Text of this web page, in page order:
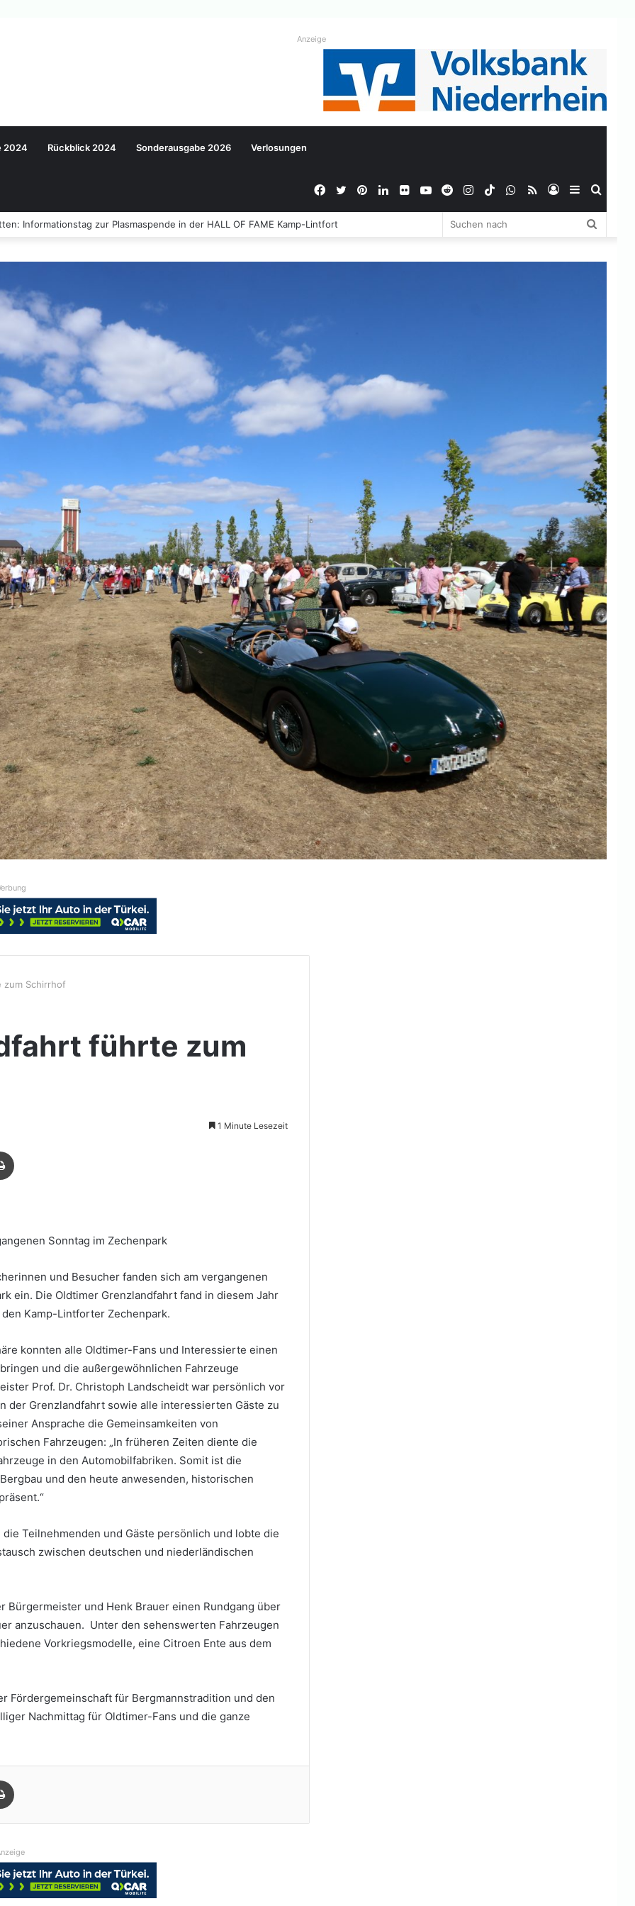
Anzeige
2024 Rückblick 2024 Sonderausgabe 2026 Verlosungen
Sidebar
Anmelden
RSS
WhatsApp
TikTok
Instagram
Reddit
YouTube
Flickr
LinkedIn
Pinterest
Twitter
Facebook
Informationstag zur Plasmaspende in der HALL OF FAME Kamp-Lintfort
zum Schirrhof
führte zum
1 Minute Lesezeit
Sonntag im Zechenpark
und Besucher fanden sich am vergangenen
ein. Die Oldtimer Grenzlandfahrt fand in diesem Jahr
Kamp-Lintforter Zechenpark.
konnten alle Oldtimer-Fans und Interessierte einen
und die außergewöhnlichen Fahrzeuge
Prof. Dr. Christoph Landscheidt war persönlich vor
der Grenzlandfahrt sowie alle interessierten Gäste zu
Ansprache die Gemeinsamkeiten von
Fahrzeugen: „In früheren Zeiten diente die
in den Automobilfabriken. Somit ist die
und den heute anwesenden, historischen
Teilnehmenden und Gäste persönlich und lobte die
zwischen deutschen und niederländischen
Bürgermeister und Henk Brauer einen Rundgang über
anzuschauen. Unter den sehenswerten Fahrzeugen
Vorkriegsmodelle, eine Citroen Ente aus dem
Fördergemeinschaft für Bergmannstradition und den
Nachmittag für Oldtimer-Fans und die ganze